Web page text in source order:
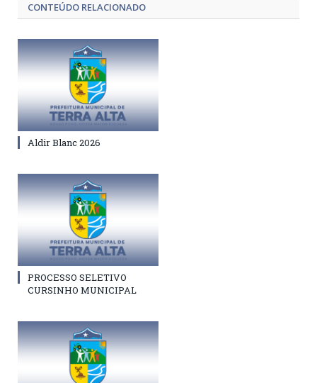
CONTEÚDO RELACIONADO
Aldir Blanc 2026
PROCESSO SELETIVO
CURSINHO MUNICIPAL